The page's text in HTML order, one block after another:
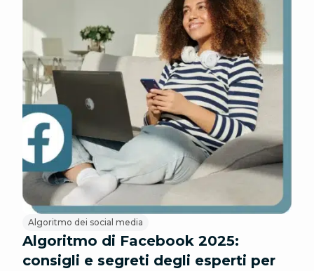
Algoritmo dei social media
Algoritmo di Facebook 2025:
consigli e segreti degli esperti per